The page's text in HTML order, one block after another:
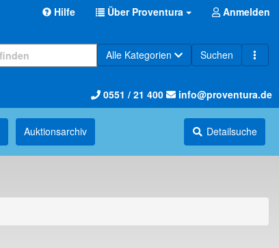
Hilfe Über Proventura Anmelden
Alle Kategorien Suchen
0551 / 21 400 info@proventura.de
Auktions­archiv Detailsuche